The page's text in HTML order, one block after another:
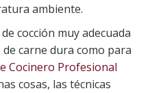
ambiente.
cocción muy adecuada
carne dura como para
Cocinero Profesional
cosas, las técnicas